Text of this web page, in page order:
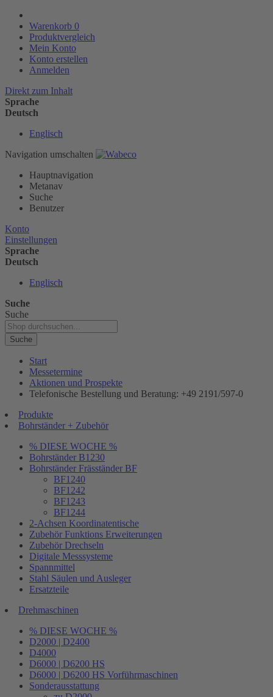
Warenkorb 0
Produktvergleich
Mein Konto
Konto erstellen
Anmelden
Direkt zum Inhalt
Sprache
Deutsch
Englisch
Navigation umschalten
Hauptnavigation
Metanav
Suche
Benutzer
Konto
Einstellungen
Sprache
Deutsch
Englisch
Suche
Suche
Suche
Start
Messetermine
Aktionen und Prospekte
Telefonische Bestellung und Beratung: +49 2191/597-0
Produkte
Bohrständer + Zubehör
% DIESE WOCHE %
Bohrständer B1230
Bohrständer Fräsständer BF
BF1240
BF1242
BF1243
BF1244
2-Achsen Koordinatentische
Zubehör Funktions Erweiterungen
Zubehör Drechseln
Digitale Messsysteme
Spannmittel
Stahl Säulen und Ausleger
Ersatzteile
Drehmaschinen
% DIESE WOCHE %
D2000 | D2400
D4000
D6000 | D6200 HS
D6000 | D6200 HS Vorführmaschinen
Sonderausstattung